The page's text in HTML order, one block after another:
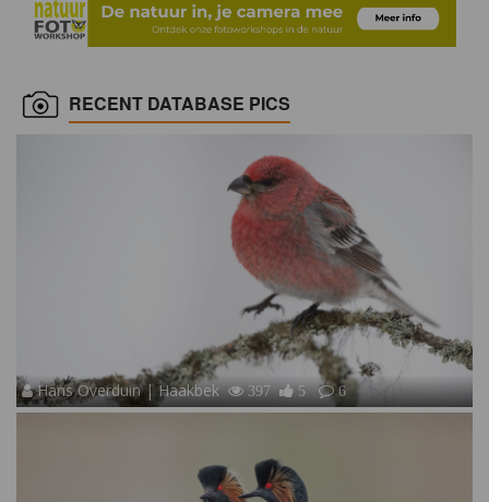
RECENT DATABASE PICS
Hans Overduin | Haakbek 397 5 6